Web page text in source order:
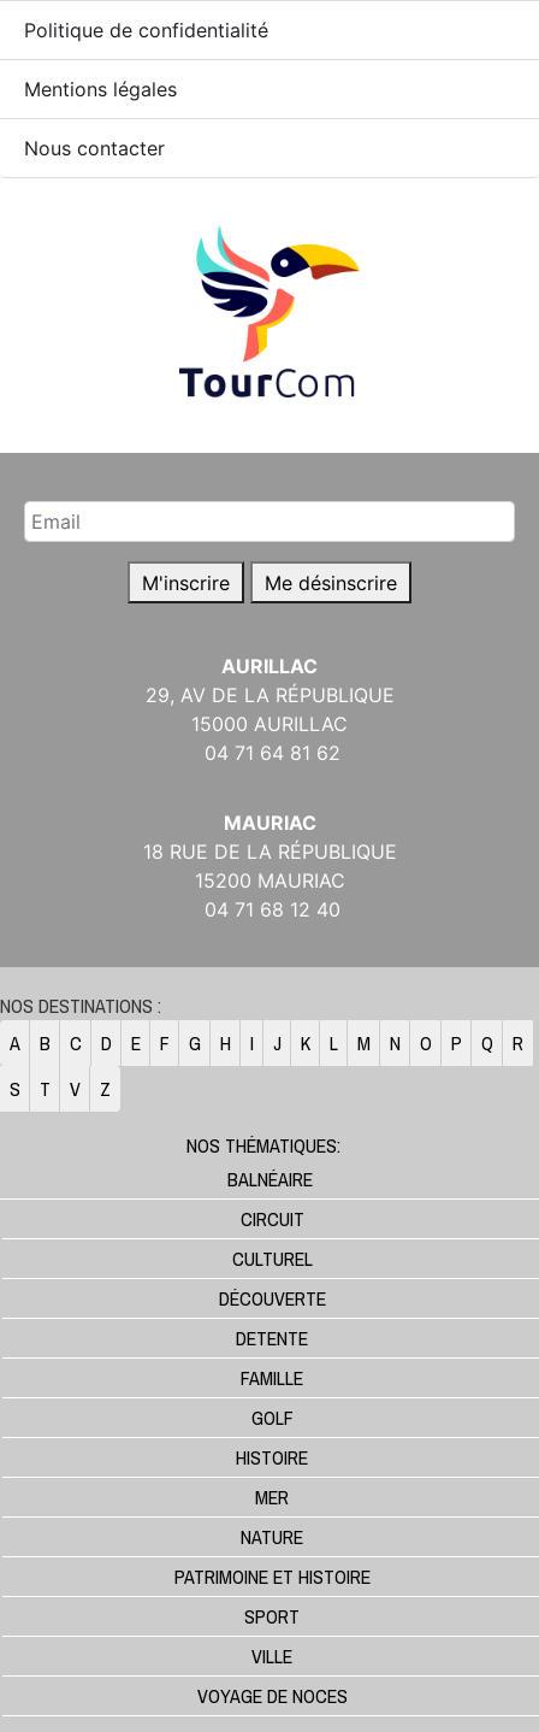
Politique de confidentialité
Mentions légales
Nous contacter
M'inscrire Me désinscrire
AURILLAC
29, AV DE LA RÉPUBLIQUE
15000 AURILLAC
04 71 64 81 62
MAURIAC
18 RUE DE LA RÉPUBLIQUE
15200 MAURIAC
04 71 68 12 40
NOS DESTINATIONS :
A
B C D E F G H I J K L M N O P Q
R
S
T V Z
NOS THÉMATIQUES:
BALNÉAIRE
CIRCUIT
CULTUREL
DÉCOUVERTE
DETENTE
FAMILLE
GOLF
HISTOIRE
MER
NATURE
PATRIMOINE ET HISTOIRE
SPORT
VILLE
VOYAGE DE NOCES